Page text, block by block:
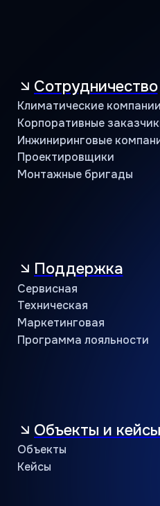
8 (800) 234 56 05
public@jac-company.com
Объекты
Кейсы
Контакты
Политика конфиденциальности
© АЯК 2026. Все права защищены